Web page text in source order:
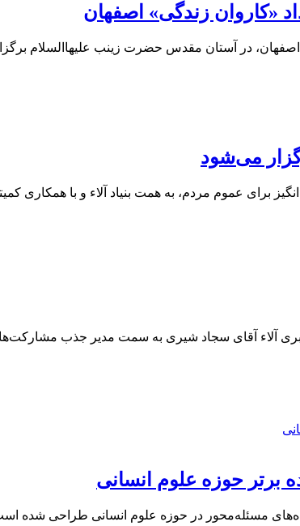
«کاروان زندگی» اصفهان
در آستان مقدس حضرت زینب علیهاالسلام
می‌شود
برای عموم مردم، به همت بنیاد آلاء و با
آلاء آقای سجاد شیری به سمت مدیر جذب